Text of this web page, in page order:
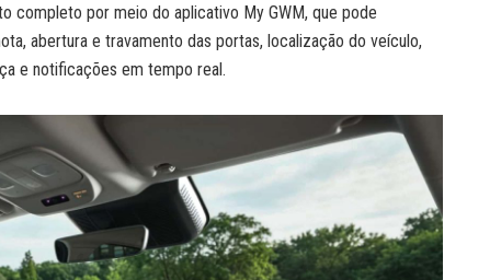
completo por meio do aplicativo My GWM, que pode
abertura e travamento das portas, localização do veículo,
e notificações em tempo real.